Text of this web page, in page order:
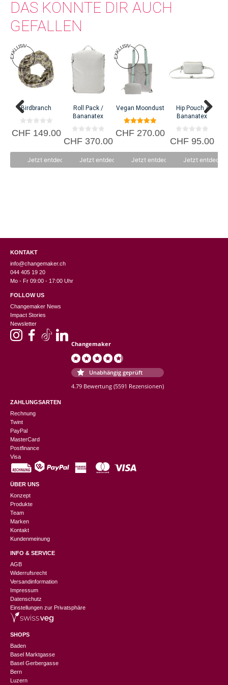
DAS KÖNNTE DIR AUCH
GEFALLEN
Birdbranch
0
v
CHF149.00
Jetzt entdecken
Roll Pack /
Bananatex
0
v
CHF370.00
Jetzt entdecken
Vegan Moondust
5.00
von 5
CHF270.00
Jetzt entdecken
Hip Pouch /
Bananatex
0
v
CHF95.00
Jetzt
KONTAKT
info@changemaker.ch
044 405 19 20
Mo - Fr 09:00 - 17:00 Uhr
FOLLOW US
Changemaker News
Impact Stories
Newsletter
Changemaker
Unabhängig geprüft
4.79 Bewertung (5591 Rezensionen)
ZAHLUNGSARTEN
Rechnung
Twint
PayPal
MasterCard
Postfinance
Visa
ÜBER UNS
Konzept
Produkte
Team
Marken
Kontakt
Kundenmeinung
INFO & SERVICE
AGB
Widerrufsrecht
Versandinformation
Impressum
Datenschutz
Einstellungen zur Privatsphäre
SHOPS
Baden
Basel Marktgasse
Basel Gerbergasse
Bern
Luzern